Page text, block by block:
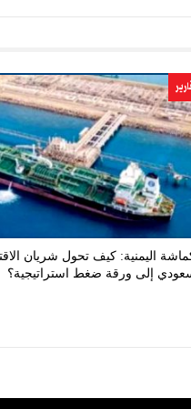
اليمنية: كيف تحول شريان
إلى ورقة ضغط استراتيجية؟